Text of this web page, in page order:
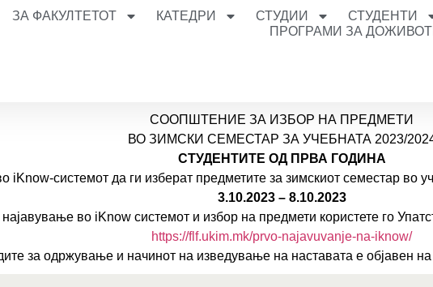
ЗА ФАКУЛТЕТОТ КАТЕДРИ СТУДИИ СТУДЕНТИ
ПРОГРАМИ ЗА
СООПШТЕНИЕ ЗА ИЗБОР НА ПРЕДМЕТИ
ВО ЗИМСКИ СЕМЕСТАР ЗА УЧЕБНАТА 2023/
СТУДЕНТИТЕ ОД ПРВА ГОДИНА
iKnow-системот да ги изберат предметите за зимскиот семестар во
3.10.2023 – 8.10.2023
во iKnow системот и избор на предмети користете го
https://flf.ukim.mk/prvo-najavuvanje-na-iknow/
за одржување и начинот на изведување на наставата е објавен на